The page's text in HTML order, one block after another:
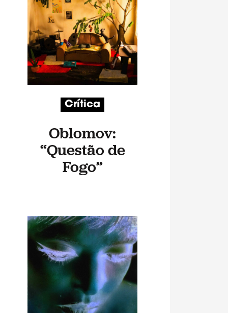
Crítica
Oblomov:
“Questão de
Fogo”